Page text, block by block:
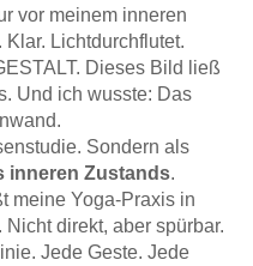
vor meinem inneren
Lichtdurchflutet.
Dieses Bild ließ
Und ich wusste: Das
Sondern als
inneren Zustands.
meine Yoga-Praxis in
Nicht direkt, aber spürbar.
Jede Geste. Jede